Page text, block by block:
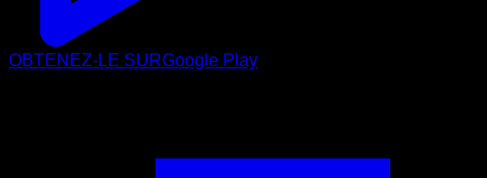
OBTENEZ-LE SURGoogle Play